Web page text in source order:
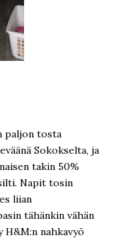
paljon tosta
Sokokselta, ja
takin 50%
Napit tosin
liian
tähänkin vähän
nahkavyö